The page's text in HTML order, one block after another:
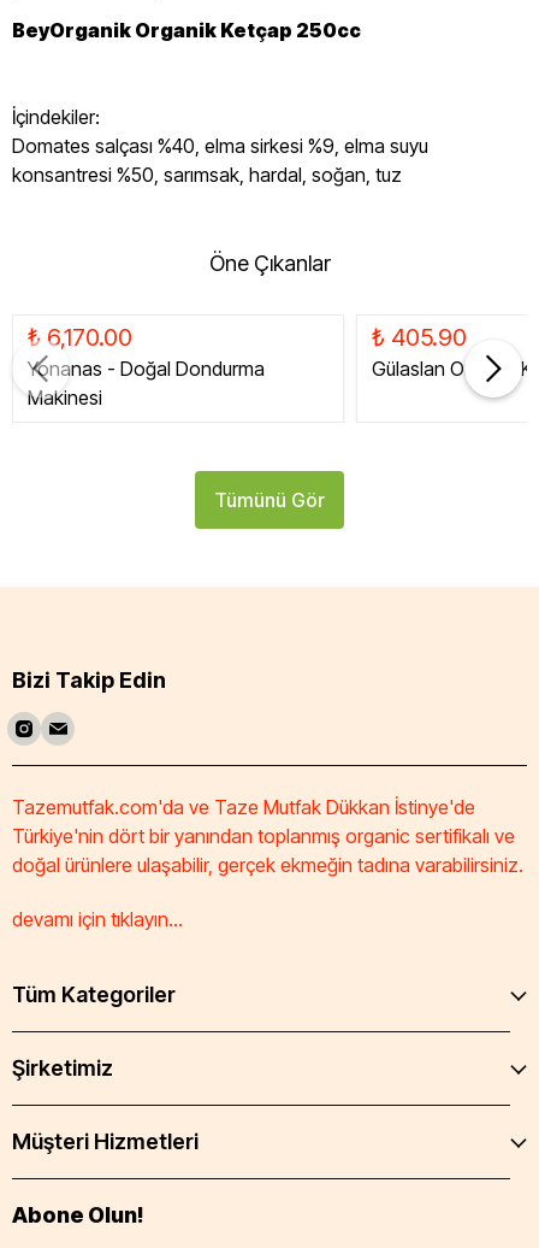
BeyOrganik Organik Ketçap 250cc
İçindekiler:
Domates salçası %40, elma sirkesi %9, elma suyu
konsantresi %50, sarımsak, hardal, soğan, tuz
Öne Çıkanlar
₺ 6,170.00
Yonanas - Doğal Dondurma
Makinesi
₺ 405.90
Gülaslan Organik
Tümünü Gör
Bizi Takip Edin
Tazemutfak.com'da ve Taze Mutfak Dükkan İstinye'de
Türkiye'nin dört bir yanından toplanmış organic sertifikalı ve
doğal ürünlere ulaşabilir, gerçek ekmeğin tadına varabilirsiniz.
devamı için tıklayın...
Tüm Kategoriler
Şirketimiz
Müşteri Hizmetleri
Abone Olun!